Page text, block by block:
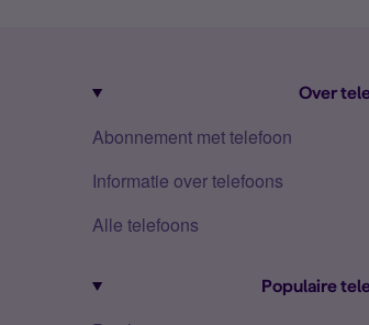
Over
Abonnement met telefoon
Informatie over telefoons
Alle telefoons
Populaire